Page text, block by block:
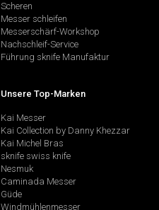
Scheren
Messer schleifen
Messerschärf-Workshop
Nachschleif-Service
Führung sknife Manufaktur
Unsere Top-Marken
Kai Messer
Kai Collection by Danny Khezzar
Kai Michel Bras
sknife swiss knife
Nesmuk
Caminada Messer
Güde
Windmühlenmesser